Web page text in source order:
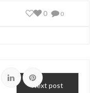
0
0
Next post